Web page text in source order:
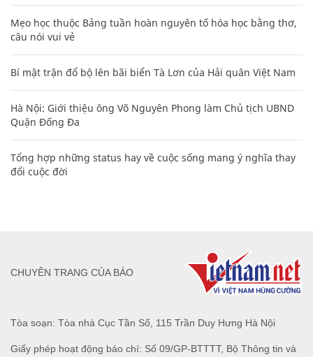
Mẹo học thuộc Bảng tuần hoàn nguyên tố hóa học bằng thơ,
câu nói vui vẻ
Bí mật trận đổ bộ lên bãi biển Tà Lơn của Hải quân Việt Nam
Hà Nội: Giới thiệu ông Võ Nguyên Phong làm Chủ tịch UBND
Quận Đống Đa
Tổng hợp những status hay về cuộc sống mang ý nghĩa thay
đổi cuộc đời
Tòa soạn: Tòa nhà Cục Tần Số, 115 Trần Duy Hưng Hà Nội
Giấy phép hoạt động báo chí: Số 09/GP-BTTTT, Bộ Thông tin và
CHUYÊN TRANG CỦA BÁO